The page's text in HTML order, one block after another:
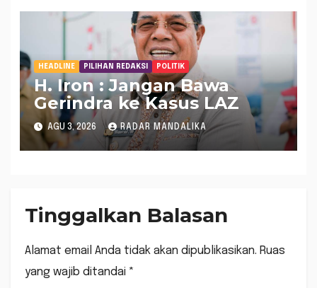
HEADLINE PILIHAN REDAKSI POLITIK
H. Iron : Jangan Bawa
Gerindra ke Kasus LAZ
AGU 3, 2026 RADAR MANDALIKA
Tinggalkan Balasan
Alamat email Anda tidak akan dipublikasikan. Ruas
yang wajib ditandai *